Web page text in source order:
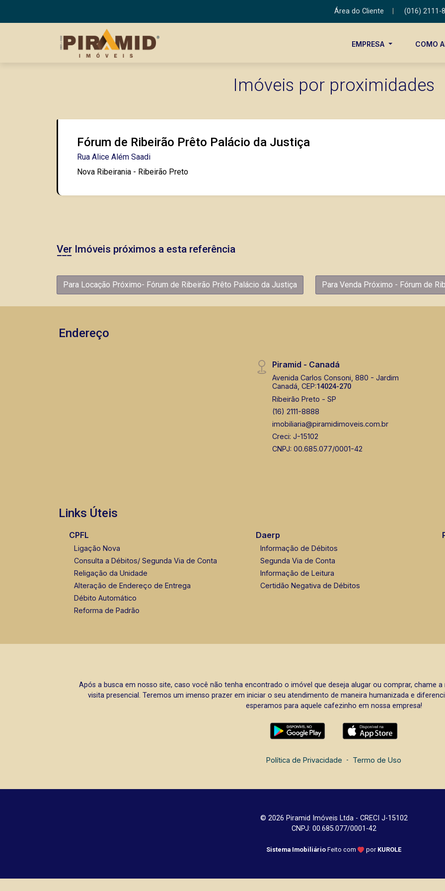
Área do Cliente (016) 2111-
EMPRESA COMO
Imóveis por proximidades
Fórum de Ribeirão Prêto Palácio da Justiça
Rua Alice Além Saadi
Nova Ribeirania - Ribeirão Preto
Ver Imóveis próximos a esta referência
Para Locação Próximo- Fórum de Ribeirão Prêto Palácio da Justiça Para Venda Próximo - Fórum de
Endereço
Piramid - Canadá
Avenida Carlos Consoni, 880 - Jardim
Canadá, CEP:14024-270
Ribeirão Preto - SP
(16) 2111-8888
imobiliaria@piramidimoveis.com.br
Creci: J-15102
CNPJ: 00.685.077/0001-42
Links Úteis
CPFL
Ligação Nova
Consulta a Débitos/ Segunda Via de Conta
Religação da Unidade
Alteração de Endereço de Entrega
Débito Automático
Reforma de Padrão
Daerp
Informação de Débitos
Segunda Via de Conta
Informação de Leitura
Certidão Negativa de Débitos
Após a busca em nosso site, caso você não tenha encontrado o imóvel que deseja alugar ou comprar, chame
visita presencial. Teremos um imenso prazer em iniciar o seu atendimento de maneira humanizada e
esperamos para aquele cafezinho em nossa empresa!
Política de Privacidade - Termo de Uso
© 2026 Piramid Imóveis Ltda - CRECI J-15102
CNPJ: 00.685.077/0001-42
Sistema Imobiliário Feito com por KUROLE